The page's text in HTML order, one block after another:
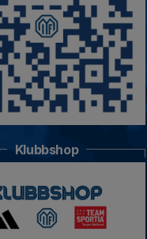
Klubbshop